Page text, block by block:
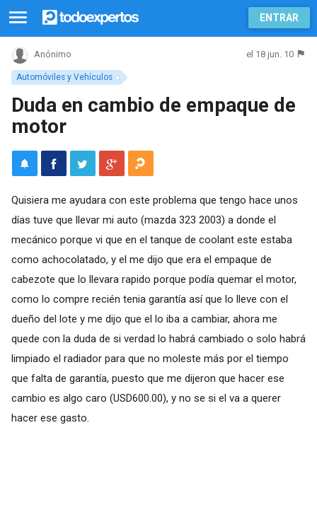
ENTRAR
Automóviles y Vehículos
Anónimo el 18 jun. 10
Duda en cambio de empaque de
motor
Quisiera me ayudara con este problema que tengo hace unos
días tuve que llevar mi auto (mazda 323 2003) a donde el
mecánico porque vi que en el tanque de coolant este estaba
como achocolatado, y el me dijo que era el empaque de
cabezote que lo llevara rapido porque podía quemar el motor,
como lo compre recién tenia garantía así que lo lleve con el
dueño del lote y me dijo que el lo iba a cambiar, ahora me
quede con la duda de si verdad lo habrá cambiado o solo habrá
limpiado el radiador para que no moleste más por el tiempo
que falta de garantía, puesto que me dijeron que hacer ese
cambio es algo caro (USD600.00), y no se si el va a querer
hacer ese gasto.